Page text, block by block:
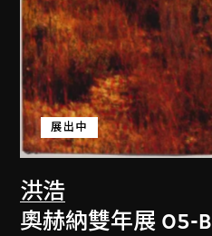
洪浩
展出中
奧赫納雙年展 05-B